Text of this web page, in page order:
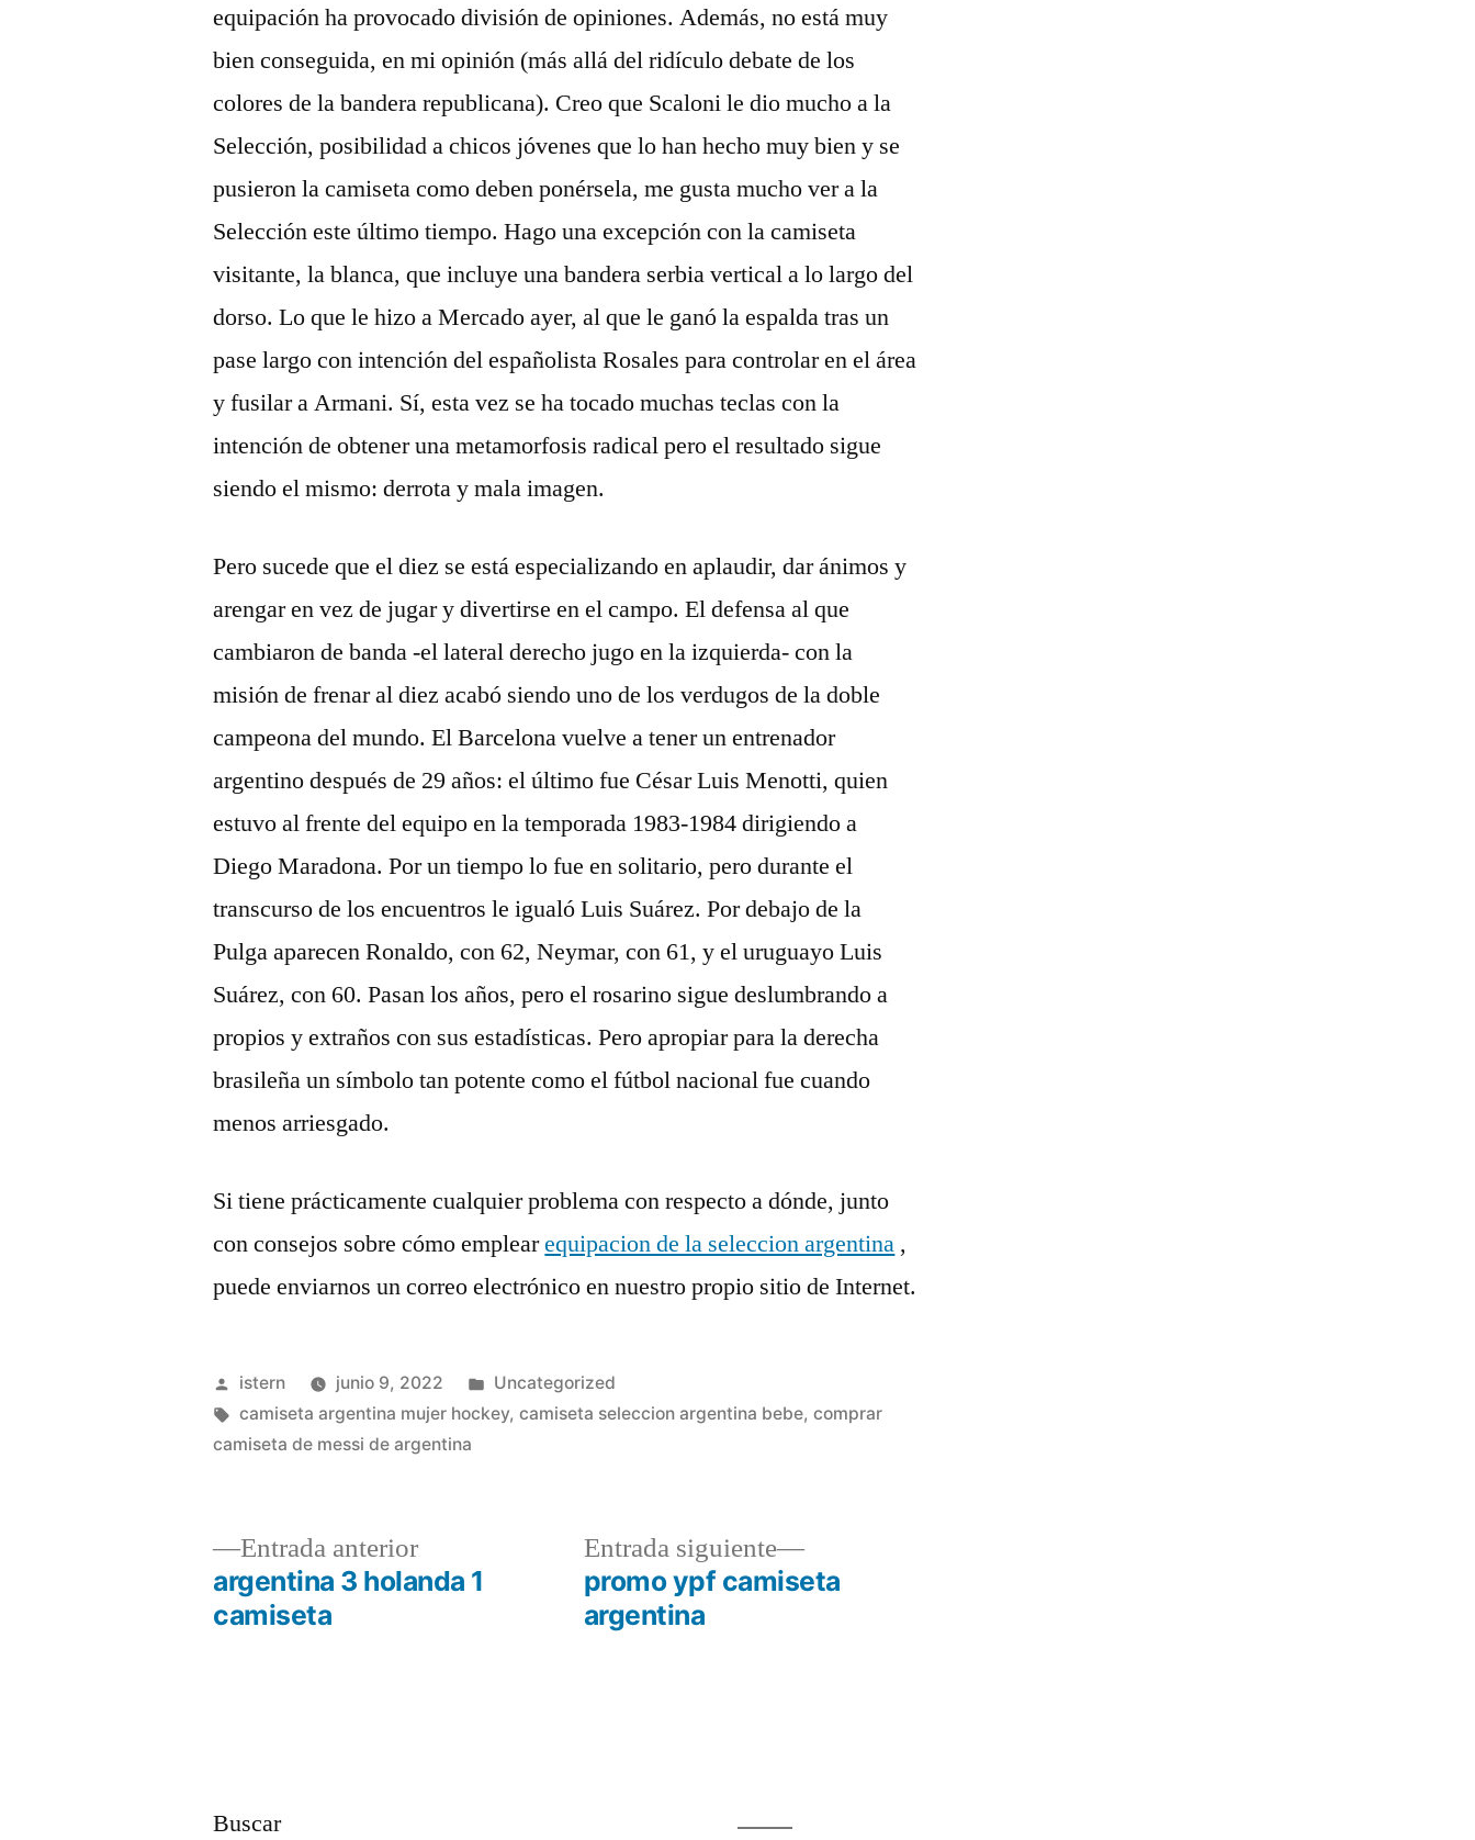
equipación ha provocado división de opiniones. Además, no está muy
bien conseguida, en mi opinión (más allá del ridículo debate de los
colores de la bandera republicana). Creo que Scaloni le dio mucho a la
Selección, posibilidad a chicos jóvenes que lo han hecho muy bien y se
pusieron la camiseta como deben ponérsela, me gusta mucho ver a la
Selección este último tiempo. Hago una excepción con la camiseta
visitante, la blanca, que incluye una bandera serbia vertical a lo largo del
dorso. Lo que le hizo a Mercado ayer, al que le ganó la espalda tras un
pase largo con intención del españolista Rosales para controlar en el área
y fusilar a Armani. Sí, esta vez se ha tocado muchas teclas con la
intención de obtener una metamorfosis radical pero el resultado sigue
siendo el mismo: derrota y mala imagen.
Pero sucede que el diez se está especializando en aplaudir, dar ánimos y
arengar en vez de jugar y divertirse en el campo. El defensa al que
cambiaron de banda -el lateral derecho jugo en la izquierda- con la
misión de frenar al diez acabó siendo uno de los verdugos de la doble
campeona del mundo. El Barcelona vuelve a tener un entrenador
argentino después de 29 años: el último fue César Luis Menotti, quien
estuvo al frente del equipo en la temporada 1983-1984 dirigiendo a
Diego Maradona. Por un tiempo lo fue en solitario, pero durante el
transcurso de los encuentros le igualó Luis Suárez. Por debajo de la
Pulga aparecen Ronaldo, con 62, Neymar, con 61, y el uruguayo Luis
Suárez, con 60. Pasan los años, pero el rosarino sigue deslumbrando a
propios y extraños con sus estadísticas. Pero apropiar para la derecha
brasileña un símbolo tan potente como el fútbol nacional fue cuando
menos arriesgado.
Si tiene prácticamente cualquier problema con respecto a dónde, junto
con consejos sobre cómo emplearequipacion de la seleccion argentina ,
puede enviarnos un correo electrónico en nuestro propio sitio de Internet.
Publicado
por
istern junio 9, 2022
Publicado
en
Uncategorized
Etiquetas:
camiseta argentina mujer hockey,camiseta seleccion argentina bebe,comprar
camiseta de messi de argentina
Navegación
Entrada anteriorEntrada
anterior:
argentina 3 holanda 1
camiseta
Entrada siguiente
Entrada
siguiente:
promo ypf camiseta
argentina
Buscar